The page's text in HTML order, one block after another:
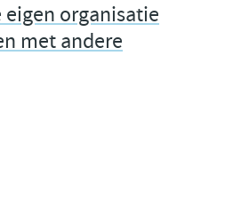
organisatie
met andere